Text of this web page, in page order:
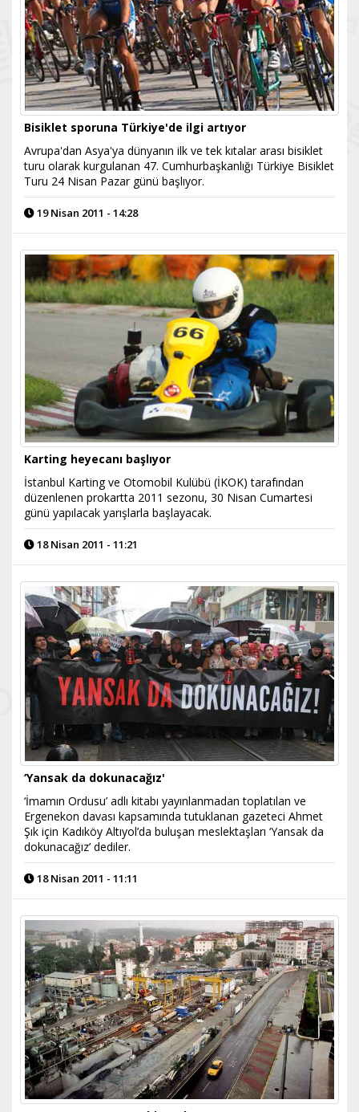
Bisiklet sporuna Türkiye'de ilgi artıyor
Avrupa'dan Asya'ya dünyanın ilk ve tek kıtalar arası bisiklet
turu olarak kurgulanan 47. Cumhurbaşkanlığı Türkiye Bisiklet
Turu 24 Nisan Pazar günü başlıyor.
19 Nisan 2011 - 14:28
Karting heyecanı başlıyor
İstanbul Karting ve Otomobil Kulübü (İKOK) tarafından
düzenlenen prokartta 2011 sezonu, 30 Nisan Cumartesi
günü yapılacak yarışlarla başlayacak.
18 Nisan 2011 - 11:21
‘Yansak da dokunacağız'
‘İmamın Ordusu’ adlı kitabı yayınlanmadan toplatılan ve
Ergenekon davası kapsamında tutuklanan gazeteci Ahmet
Şık için Kadıköy Altıyol’da buluşan meslektaşları ‘Yansak da
dokunacağız’ dediler.
18 Nisan 2011 - 11:11